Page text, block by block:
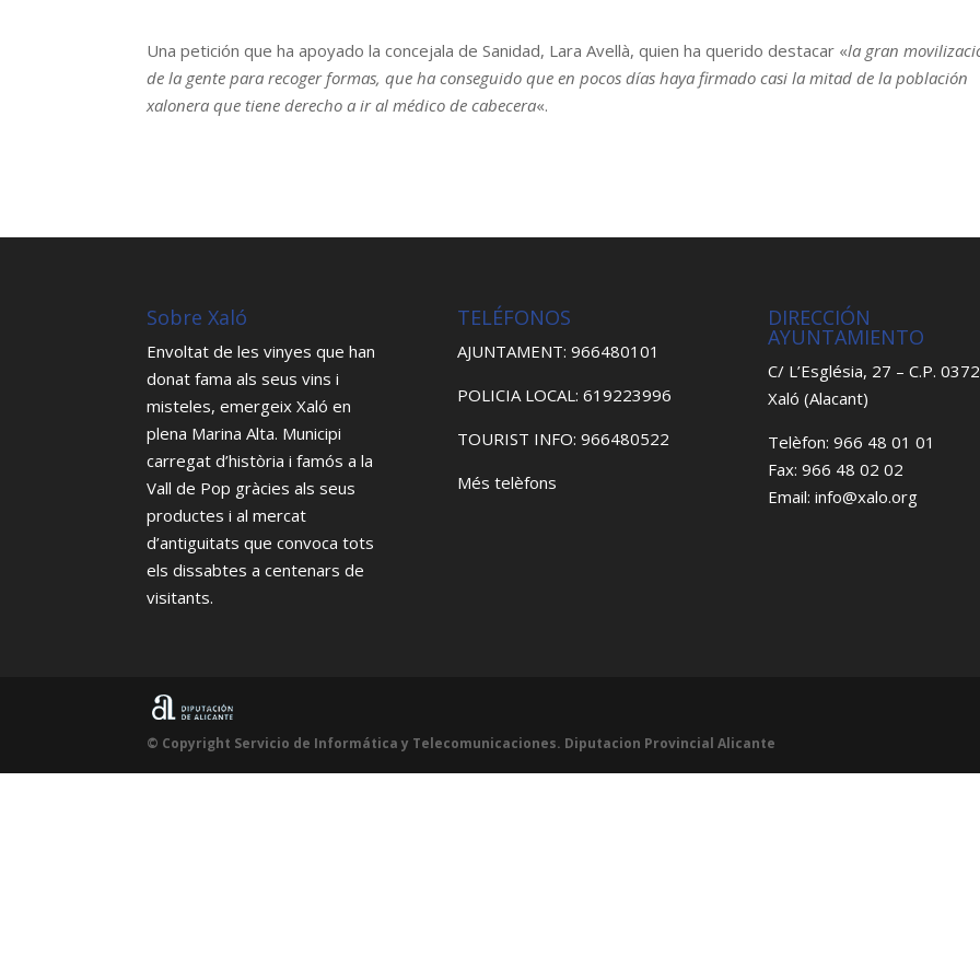
Una petición que ha apoyado la concejala de Sanidad, Lara Avellà, quien ha querido destacar «la gran
de la gente para recoger formas, que ha conseguido que en pocos días haya firmado casi la mitad de la población
xalonera que tiene derecho a ir al médico de cabecera«.
Sobre Xaló
Envoltat de les vinyes que han
donat fama als seus vins i
misteles, emergeix Xaló en
plena Marina Alta. Municipi
carregat d’història i famós a la
Vall de Pop gràcies als seus
productes i al mercat
d’antiguitats que convoca tots
els dissabtes a centenars de
visitants.
TELÉFONOS
AJUNTAMENT: 966480101
POLICIA LOCAL: 619223996
TOURIST INFO: 966480522
Més telèfons
DIRECCIÓN
AYUNTAMIENTO
C/ L’Església, 27 – C.P.
Xaló (Alacant)
Telèfon: 966 48 01 01
Fax: 966 48 02 02
Email: info@xalo.org
© Copyright Servicio de Informática y Telecomunicaciones. Diputacion Provincial Alicante